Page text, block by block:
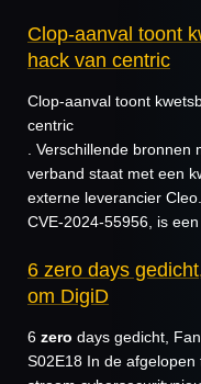
Clop-aanval toont
hack van centric
Clop-aanval toont
centric
. Verschillende
verband staat met een
externe leverancier
CVE-2024-55956, is een
6 zero days
om DigiD
6 zero days gedicht,
S02E18 In de